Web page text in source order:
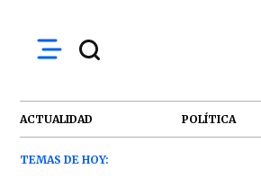
ACTUALIDAD POLÍTICA
TEMAS DE HOY: